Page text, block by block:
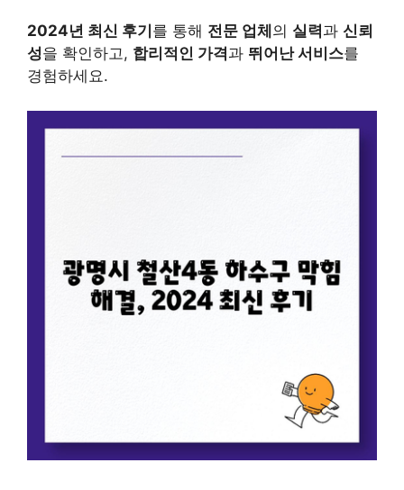
2024년 최신 후기 를 통해 전문 업체 의 실력과 신뢰
성을 확인하고, 합리적인 가격과 뛰어난 서비스를
경험하세요.